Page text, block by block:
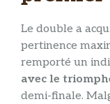
Le double a
pertinence
remporté un
avec le
demi-finale.